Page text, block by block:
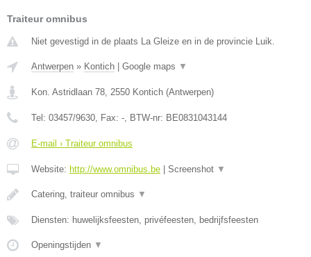
Traiteur omnibus
Niet gevestigd in de plaats La Gleize en in de provincie Luik.
Antwerpen » Kontich Google maps ▼
Kon. Astridlaan 78 2550 Kontich (Antwerpen)
Tel: 03457/9630 , Fax: - , BTW-nr: BE0831043144
E-mail › Traiteur omnibus
Website: http://www.omnibus.be Screenshot ▼
Catering, traiteur omnibus ▼
Diensten: huwelijksfeesten, privéfeesten, bedrijfsfeesten
Openingstijden ▼